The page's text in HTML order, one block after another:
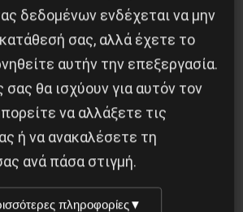
στο Παρίσι ο
δεδομένων ενδέχεται να μην
σας, αλλά έχετε το
αυτήν την επεξεργασία.
σας θα ισχύουν για αυτόν τον
να αλλάξετε τις
ή να ανακαλέσετε τη
ανά πάσα στιγμή.
πληροφορίες▼